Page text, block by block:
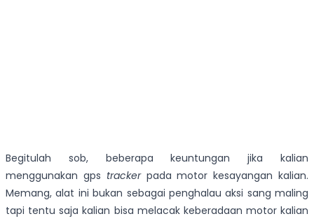
Begitulah sob, beberapa keuntungan jika kalian
menggunakan gps trackerpada motor kesayangan kalian.
Memang, alat ini bukan sebagai penghalau aksi sang maling
tapi tentu saja kalian bisa melacak keberadaan motor kalian